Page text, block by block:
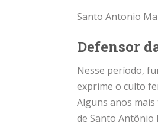
Santo Antonio
Defensor
Nesse período,
exprime o culto
Alguns anos
de Santo Antônio